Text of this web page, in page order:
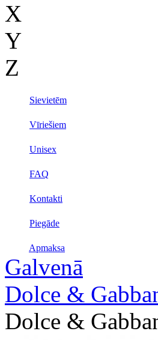
X
Y
Z
Sievietēm
Vīriešiem
Unisex
FAQ
Kontakti
Piegāde
Apmaksa
Galvenā
Dolce &
Dolce &